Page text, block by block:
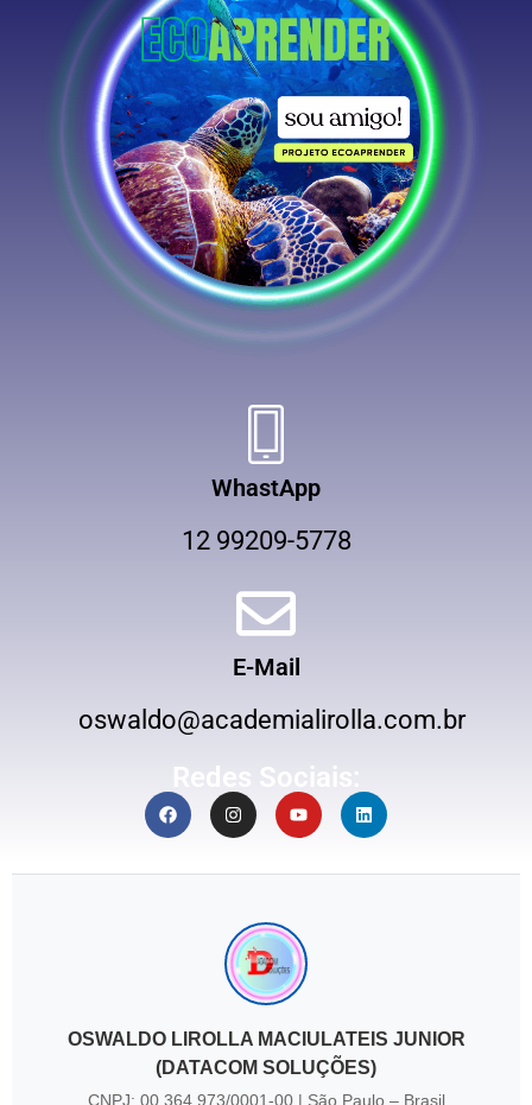
WhastApp
12 99209-5778
E-Mail
oswaldo@academialirolla.com.br
Redes Sociais:
OSWALDO LIROLLA MACIULATEIS JUNIOR
(DATACOM SOLUÇÕES)
CNPJ: 00.364.973/0001-00 | São Paulo – Brasil